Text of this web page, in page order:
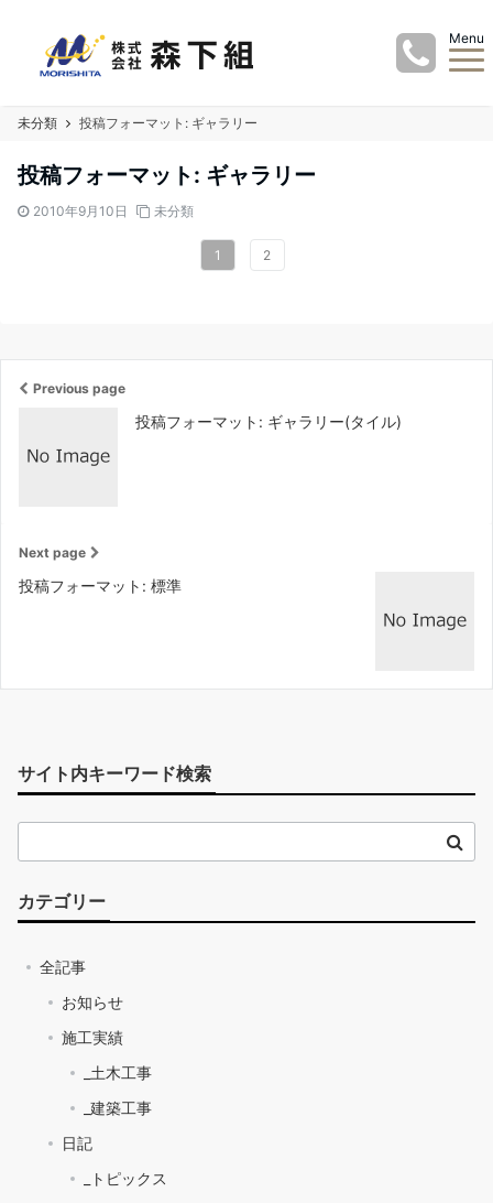
Menu
未分類 投稿フォーマット: ギャラリー
投稿フォーマット: ギャラリー
2010年9月10日 未分類
1 2
Previous page
投稿フォーマット: ギャラリー(タイル)
Next page
投稿フォーマット: 標準
サイト内キーワード検索
カテゴリー
全記事
お知らせ
施工実績
_土木工事
_建築工事
日記
_トピックス